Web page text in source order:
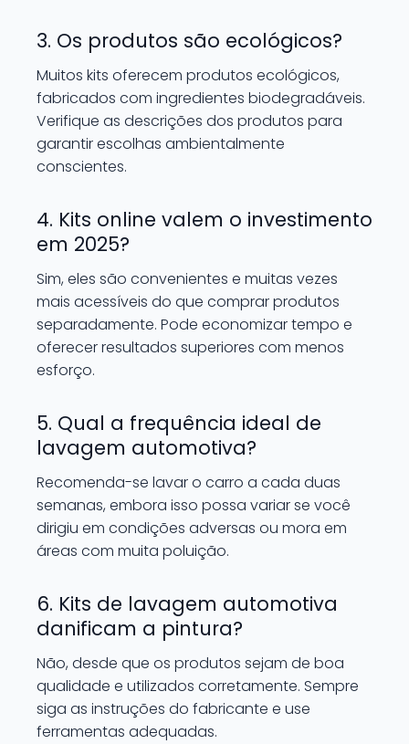
3. Os produtos são ecológicos?
Muitos kits oferecem produtos ecológicos,
fabricados com ingredientes biodegradáveis.
Verifique as descrições dos produtos para
garantir escolhas ambientalmente
conscientes.
4. Kits online valem o investimento
em 2025?
Sim, eles são convenientes e muitas vezes
mais acessíveis do que comprar produtos
separadamente. Pode economizar tempo e
oferecer resultados superiores com menos
esforço.
5. Qual a frequência ideal de
lavagem automotiva?
Recomenda-se lavar o carro a cada duas
semanas, embora isso possa variar se você
dirigiu em condições adversas ou mora em
áreas com muita poluição.
6. Kits de lavagem automotiva
danificam a pintura?
Não, desde que os produtos sejam de boa
qualidade e utilizados corretamente. Sempre
siga as instruções do fabricante e use
ferramentas adequadas.